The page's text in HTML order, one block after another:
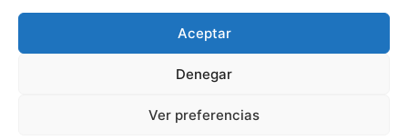
Aceptar
Denegar
Ver preferencias
Política de cookiesAviso legalCondiciones generales